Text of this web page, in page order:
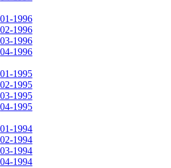
01-1996
02-1996
03-1996
04-1996
01-1995
02-1995
03-1995
04-1995
01-1994
02-1994
03-1994
04-1994